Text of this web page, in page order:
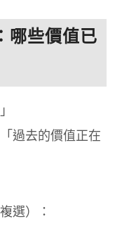
哪些價值已
過去的價值正在
選）：